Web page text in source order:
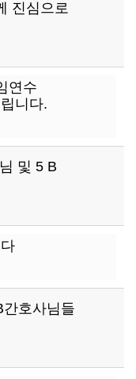
진심으로
연수
니다.
및 5 B
호사님들